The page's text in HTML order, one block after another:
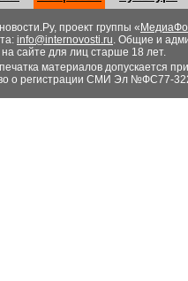
проект группы «
info@internovosti.ru. Общие и
сайте для лиц старше 18 лет.
материалов допускается
о регистрации СМИ Эл №ФС77-